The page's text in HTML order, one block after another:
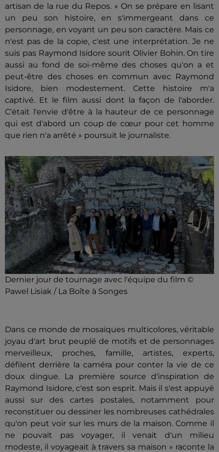
artisan de la rue du Repos. « On se prépare en lisant
un peu son histoire, en s'immergeant dans ce
personnage, en voyant un peu son caractère. Mais ce
n'est pas de la copie, c'est une interprétation. Je ne
suis pas Raymond Isidore sourit Olivier Bohin. On tire
aussi au fond de soi-même des choses qu'on a et
peut-être des choses en commun avec Raymond
Isidore, bien modestement. Cette histoire m'a
captivé. Et le film aussi dont la façon de l'aborder.
C'était l'envie d'être à la hauteur de ce personnage
qui est d'abord un coup de cœur pour cet homme
que rien n'a arrêté » poursuit le journaliste.
Dernier jour de tournage avec l'équipe du film ©
Pawel Lisiak / La Boîte à Songes
Dans ce monde de mosaïques multicolores, véritable
joyau d'art brut peuplé de motifs et de personnages
merveilleux, proches, famille, artistes, experts,
défilent derrière la caméra pour conter la vie de ce
doux dingue. La première source d'inspiration de
Raymond Isidore, c'est son esprit. Mais il s'est appuyé
aussi sur des cartes postales, notamment pour
reconstituer ou dessiner les nombreuses cathédrales
qu'on peut voir sur les murs de la maison. Comme il
ne pouvait pas voyager, il venait d'un milieu
modeste, il voyageait à travers sa maison » raconte la